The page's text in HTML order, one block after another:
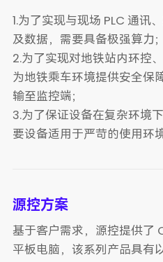
1.为了实现与现场 PLC 通讯
及数据，需要具备极强算力；
2.为了实现对地铁站内环控
为地铁乘车环境提供安全保
输至监控端；
3.为了保证设备在复杂环境
要设备适用于严苛的使用环境
源控方案
基于客户需求，源控提供了
平板电脑，该系列产品具有